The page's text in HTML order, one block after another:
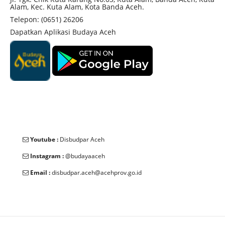
penting Selain makam Sultan Malikussaleh,
Komplek ini juga berisi makam anggota
keluarganya, seperti Sultan Muhammad Malikul
Zahir Anak laki-laki Malikussaleh yang memerintah
setelahnya .Ratu Nahrisyah Ratu yang memerintah
dari tahun 1405 hingga 1428 M. Ciri khas Batu-
Alam, Kec. Kuta Alam, Kota Banda Aceh.
Telepon: (0651) 26206
Dapatkan Aplikasi Budaya Aceh
Youtube : Disbudpar Aceh
Instagram :@budayaaceh
Email :disbudpar.aceh@acehprov.go.id